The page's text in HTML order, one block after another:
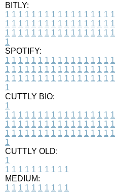
BITLY:
1 1 1 1 1 1 1 1 1 1 1 1 1 1 1 1 1
1 1 1 1 1 1 1 1 1 1 1 1 1 1 1 1 1
1 1 1 1 1 1 1 1 1 1 1 1 1 1 1 1 1
1
SPOTIFY:
1 1 1 1 1 1 1 1 1 1 1 1 1 1 1 1 1
1 1 1 1 1 1 1 1 1 1 1 1 1 1 1 1 1
1 1 1 1 1 1 1 1 1 1 1 1 1 1 1 1 1
1
CUTTLY BIO:
1
1 1 1 1 1 1 1 1 1 1 1 1 1 1 1 1 1
1 1 1 1 1 1 1 1 1 1 1 1 1 1 1 1 1
1 1 1 1 1 1 1 1 1 1 1 1 1 1 1 1 1
1
CUTTLY OLD:
1
1 1 1 1 1 1 1 1 1 1
MEDIUM:
1 1 1 1 1 1 1 1 1 1